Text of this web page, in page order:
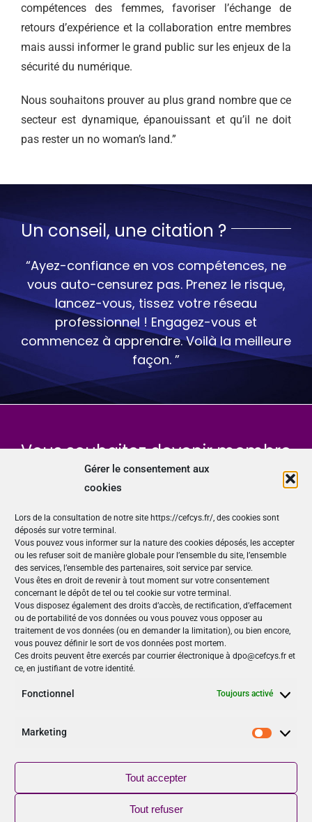
Gérer le consentement aux
cookies
Lors de la consultation de notre site https://cefcys.fr/, des cookies sont
déposés sur votre terminal.
Vous pouvez vous informer sur la nature des cookies déposés, les accepter
ou les refuser soit de manière globale pour l’ensemble du site, l’ensemble
des services, l’ensemble des partenaires, soit service par service.
Vous êtes en droit de revenir à tout moment sur votre consentement
concernant le dépôt de tel ou tel cookie sur votre terminal.
Vous disposez également des droits d’accès, de rectification, d’effacement
ou de portabilité de vos données ou vous pouvez vous opposer au
traitement de vos données (ou en demander la limitation), ou bien encore,
vous pouvez définir le sort de vos données post mortem.
Ces droits peuvent être exercés par courrier électronique à dpo@cefcys.fr et
ce, en justifiant de votre identité.
Fonctionnel Toujours activé
Marketing
Tout accepter
Tout refuser
compétences des femmes, favoriser l’échange de
retours d’expérience et la collaboration entre membres
mais aussi informer le grand public sur les enjeux de la
sécurité du numérique.
Nous souhaitons prouver au plus grand nombre que ce
secteur est dynamique, épanouissant et qu’il ne doit
pas rester un no woman’s land.”
Un conseil, une citation ?
“Ayez-confiance en vos compétences, ne
vous auto-censurez pas. Prenez le risque,
lancez-vous, tissez votre réseau
professionnel ! Engagez-vous et
commencez à apprendre. Voilà la meilleure
façon. ”
Vous souhaitez devenir membre
du Cefcys, l’association des
femmes de la cybersécurité ?
Rejoignez-nous
Nos Publications
Articles (69)
Le Cefcys et son engagement (4)
Le Cyber Women Day (10)
Les femmes dans la cyber (19)
Les publications du Cefcys (7)
Sensibilisation (1)